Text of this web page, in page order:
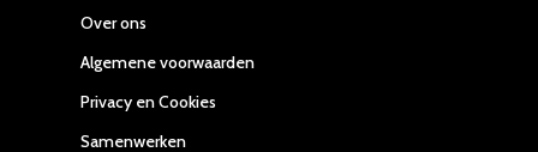
Over ons
Algemene voorwaarden
Privacy en Cookies
Samenwerken